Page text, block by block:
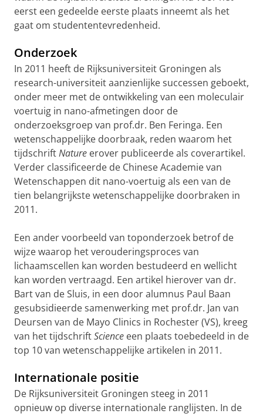
eerst een gedeelde eerste plaats inneemt als het
gaat om studententevredenheid.
Onderzoek
In 2011 heeft de Rijksuniversiteit Groningen als
research-universiteit aanzienlijke successen geboekt,
onder meer met de ontwikkeling van een moleculair
voertuig in nano-afmetingen door de
onderzoeksgroep van prof.dr. Ben Feringa. Een
wetenschappelijke doorbraak, reden waarom het
tijdschriftNature erover publiceerde als coverartikel.
Verder classificeerde de Chinese Academie van
Wetenschappen dit nano-voertuig als een van de
tien belangrijkste wetenschappelijke doorbraken in
2011.
Een ander voorbeeld van toponderzoek betrof de
wijze waarop het verouderingsproces van
lichaamscellen kan worden bestudeerd en wellicht
kan worden vertraagd. Een artikel hierover van dr.
Bart van de Sluis, in een door alumnus Paul Baan
gesubsidieerde samenwerking met prof.dr. Jan van
Deursen van de Mayo Clinics in Rochester (VS), kreeg
van het tijdschriftScience een plaats toebedeeld in de
top 10 van wetenschappelijke artikelen in 2011.
Internationale positie
De Rijksuniversiteit Groningen steeg in 2011
opnieuw op diverse internationale ranglijsten. In de